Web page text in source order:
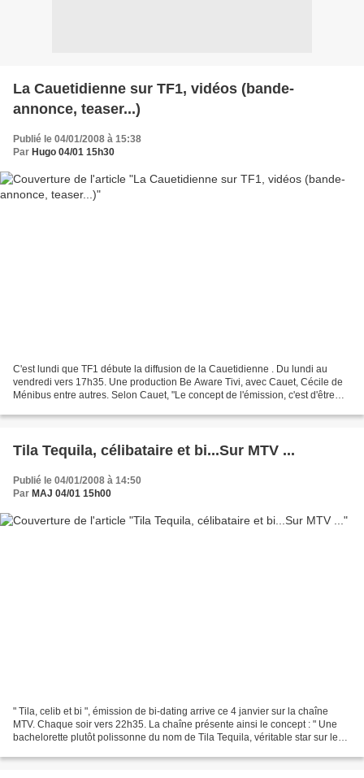
La Cauetidienne sur TF1, vidéos (bande-
annonce, teaser...)
Publié le 04/01/2008 à 15:38
Par Hugo 04/01 15h30
C'est lundi que TF1 débute la diffusion de la Cauetidienne . Du lundi au
vendredi vers 17h35. Une production Be Aware Tivi, avec Cauet, Cécile de
Ménibus entre autres. Selon Cauet, "Le concept de l'émission, c'est d'être
Tila Tequila, célibataire et bi...Sur MTV ...
Publié le 04/01/2008 à 14:50
Par MAJ 04/01 15h00
" Tila, celib et bi ", émission de bi-dating arrive ce 4 janvier sur la chaîne
MTV. Chaque soir vers 22h35. La chaîne présente ainsi le concept : " Une
bachelorette plutôt polissonne du nom de Tila Tequila, véritable star sur le